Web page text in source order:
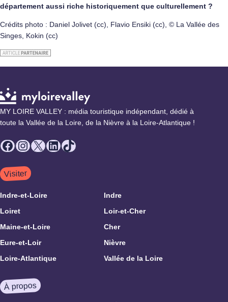
département aussi riche historiquement que culturellement ?
Crédits photo : Daniel Jolivet (cc), Flavio Ensiki (cc), © La Vallée des
Singes, Kokin (cc)
MY LOIRE VALLEY : média touristique indépendant, dédié à
toute la Vallée de la Loire, de la Nièvre à la Loire-Atlantique !
Facebook
Instagram
X LinkedIn
TikTok
Visiter
Indre-et-Loire
Indre
Loiret
Loir-et-Cher
Maine-et-Loire
Cher
Eure-et-Loir
Nièvre
Loire-Atlantique
Vallée de la Loire
À propos